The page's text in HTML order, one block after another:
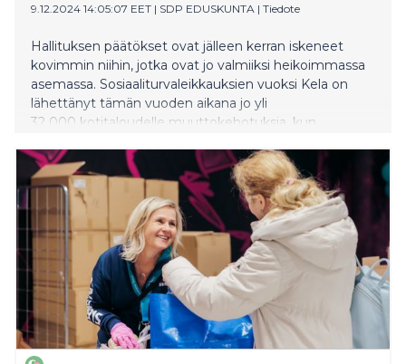
9.12.2024 14:05:07 EET | SDP EDUSKUNTA | Tiedote
Hallituksen päätökset ovat jälleen kerran iskeneet
kovimmin niihin, jotka ovat jo valmiiksi heikoimmassa
asemassa. Sosiaaliturvaleikkauksien vuoksi Kela on
lähettänyt tämän vuoden aikana jo yli
32 000 kotitaloudelle muuttokehotuksia, kun
rajojen mukaiset summat. Kymenlaakson
hyvinvointialueella näitä muuttokehotuksia on
lähetetty peräti 848 kotitaloudelle. Tämä on järkyttävä
tilanne, joka asettaa perheet, eläkeläiset, yksineläjät ja
sairaat kohtuuttomaan ahdinkoon. Hallituksen päätös
poistaa Kelalta harkintavalta asumistuen
tapauskohtaisessa myöntämisessä on osoitus
kylmästä ja epäoikeudenmukaisesta linjasta, joka
jättää ihmiset oman onnensa nojaan, sanoo SDP:n
kansanedustaja Paula Werning.